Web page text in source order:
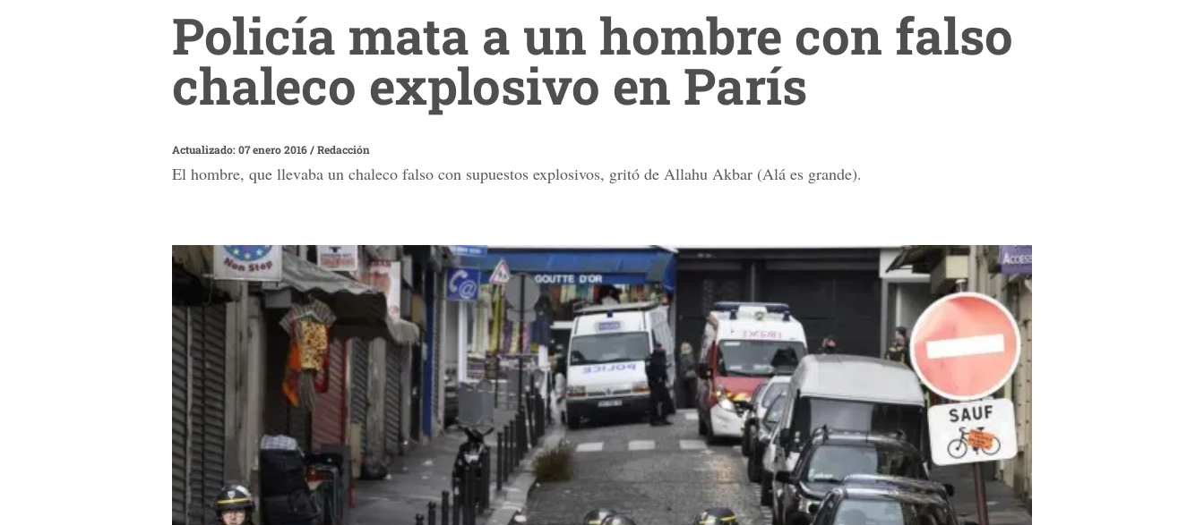
Policía mata a un hombre con falso
chaleco explosivo en París
Actualizado: 07 enero 2016/Redacción
El hombre, que llevaba un chaleco falso con supuestos explosivos, gritó de Allahu Akbar (Alá es grande).